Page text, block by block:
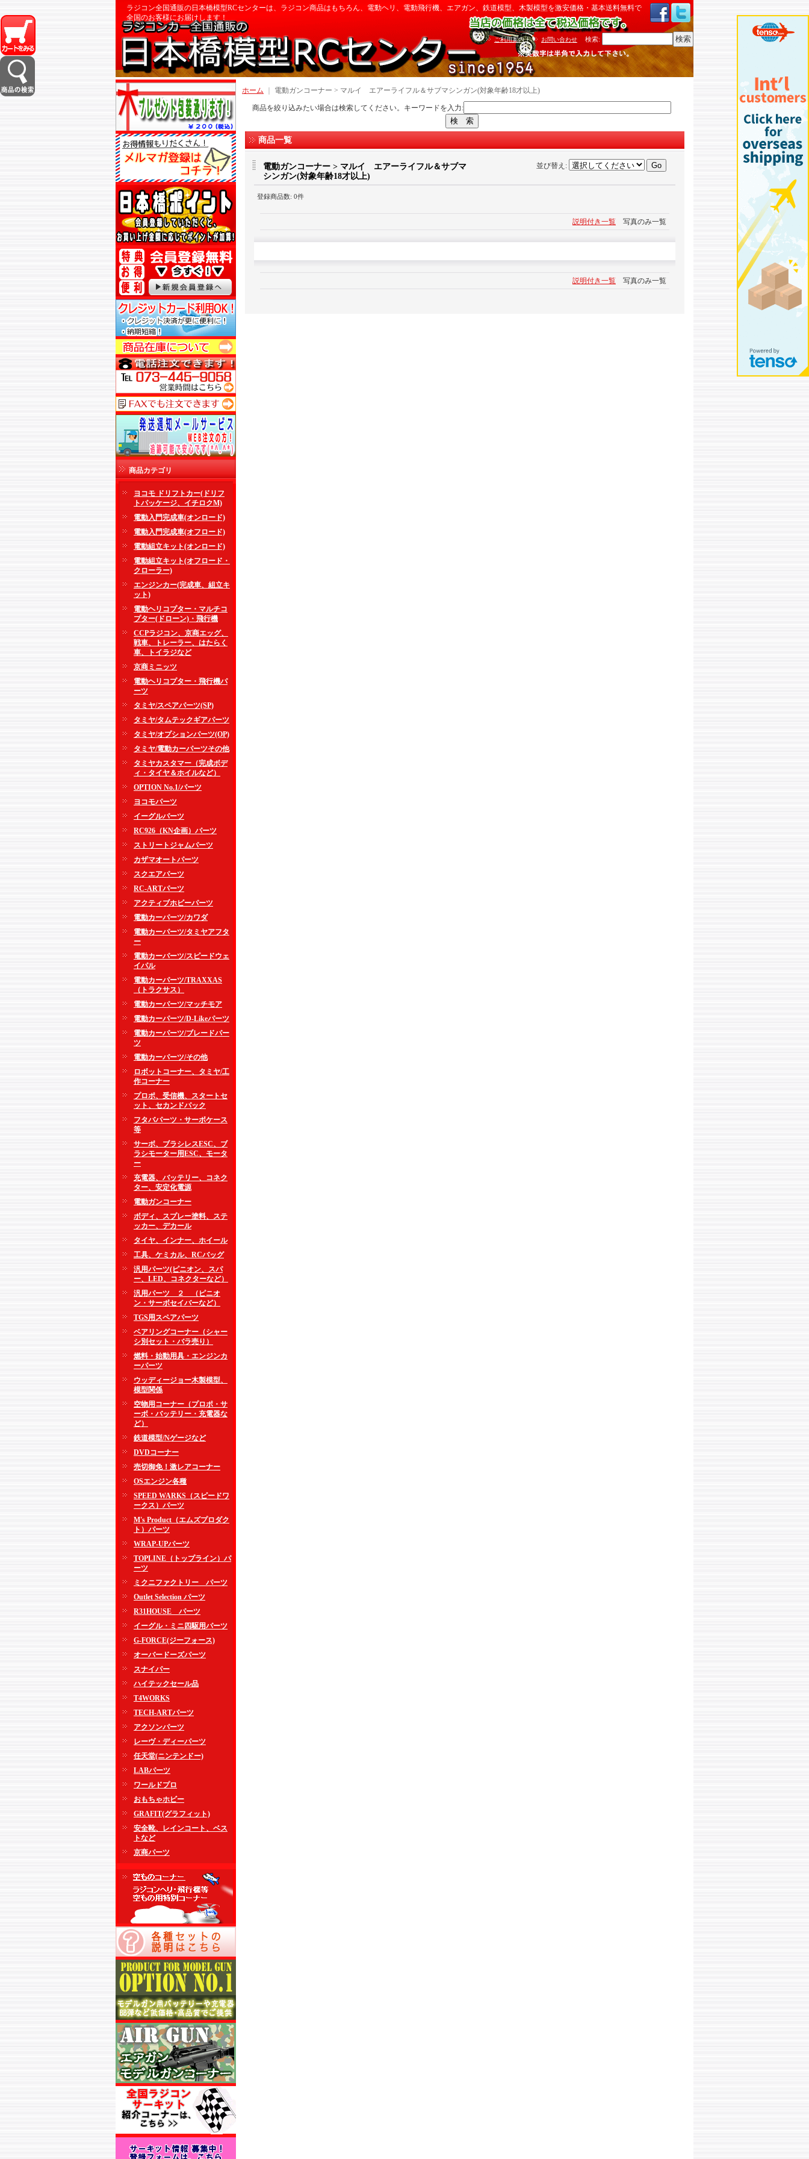
ラジコン全国通販の日本橋模型RCセンターは、ラジコン商品はもちろん、電動ヘリ、電動飛行機、エアガン、鉄道模型、木製模型を激安価格・基本送料無料で
全国のお客様にお届けします！
ご利用案内｜ お問い合わせ 検索:
商品カテゴリ
ヨコモ ドリフトカー(ドリフ
トパッケージ、イチロクM)
電動入門完成車(オンロード)
電動入門完成車(オフロード)
電動組立キット(オンロード)
電動組立キット(オフロード・
クローラー)
エンジンカー(完成車、組立キ
ット)
電動ヘリコプター・マルチコ
プター(ドローン)・飛行機
CCPラジコン、京商エッグ、
戦車、トレーラー、はたらく
車、トイラジなど
京商ミニッツ
電動ヘリコプター・飛行機パ
ーツ
タミヤ/スペアパーツ(SP)
タミヤ/タムテックギアパーツ
タミヤ/オプションパーツ(OP)
タミヤ/電動カーパーツその他
タミヤカスタマー（完成ボデ
ィ・タイヤ＆ホイルなど）
OPTION No.1/パーツ
ヨコモパーツ
イーグルパーツ
RC926（KN企画）パーツ
ストリートジャムパーツ
カザマオートパーツ
スクエアパーツ
RC-ARTパーツ
アクティブホビーパーツ
電動カーパーツ/カワダ
電動カーパーツ/タミヤアフタ
ー
電動カーパーツ/スピードウェ
イパル
電動カーパーツ/TRAXXAS
（トラクサス）
電動カーパーツ/マッチモア
電動カーパーツ/D-Likeパーツ
電動カーパーツ/ブレードパー
ツ
電動カーパーツ/その他
ロボットコーナー、タミヤ/工
作コーナー
プロポ、受信機、スタートセ
ット、セカンドパック
フタバパーツ・サーボケース
等
サーボ、ブラシレスESC、ブ
ラシモーター用ESC、モータ
ー
充電器、バッテリー、コネク
ター、安定化電源
電動ガンコーナー
ボディ、スプレー塗料、ステ
ッカー、デカール
タイヤ、インナー、ホイール
工具、ケミカル、RCバッグ
汎用パーツ(ピニオン、スパ
ー、LED、コネクターなど）
汎用パーツ ２ （ピニオ
ン・サーボセイバーなど）
TGS用スペアパーツ
ベアリングコーナー（シャー
シ別セット・バラ売り）
燃料・始動用具・エンジンカ
ーパーツ
ウッディージョー木製模型、
模型関係
空物用コーナー（プロポ・サ
ーボ・バッテリー・充電器な
ど）
鉄道模型/Nゲージなど
DVDコーナー
売切御免！激レアコーナー
OSエンジン各種
SPEED WARKS（スピードワ
ークス）パーツ
M's Product（エムズプロダク
ト）パーツ
WRAP-UPパーツ
TOPLINE（トップライン）パ
ーツ
ミクニファクトリー パーツ
Outlet Selection パーツ
R31HOUSE パーツ
イーグル・ミニ四駆用パーツ
G-FORCE(ジーフォース)
オーバードーズパーツ
スナイパー
ハイテックセール品
T4WORKS
TECH-ARTパーツ
アクソンパーツ
レーヴ・ディーパーツ
任天堂(ニンテンドー)
LABパーツ
ワールドプロ
おもちゃホビー
GRAFIT(グラフィット)
安全靴、レインコート、ベス
トなど
京商パーツ
ホーム 電動ガンコーナー > マルイ エアーライフル＆サブマシンガン(対象年齢18才以上)
商品を絞り込みたい場合は検索してください。キーワードを入力:
商品一覧
電動ガンコーナー > マルイ エアーライフル＆サブマ
シンガン(対象年齢18才以上)
並び替え :
登録商品数: 0件
説明付き一覧 写真のみ一覧
説明付き一覧 写真のみ一覧